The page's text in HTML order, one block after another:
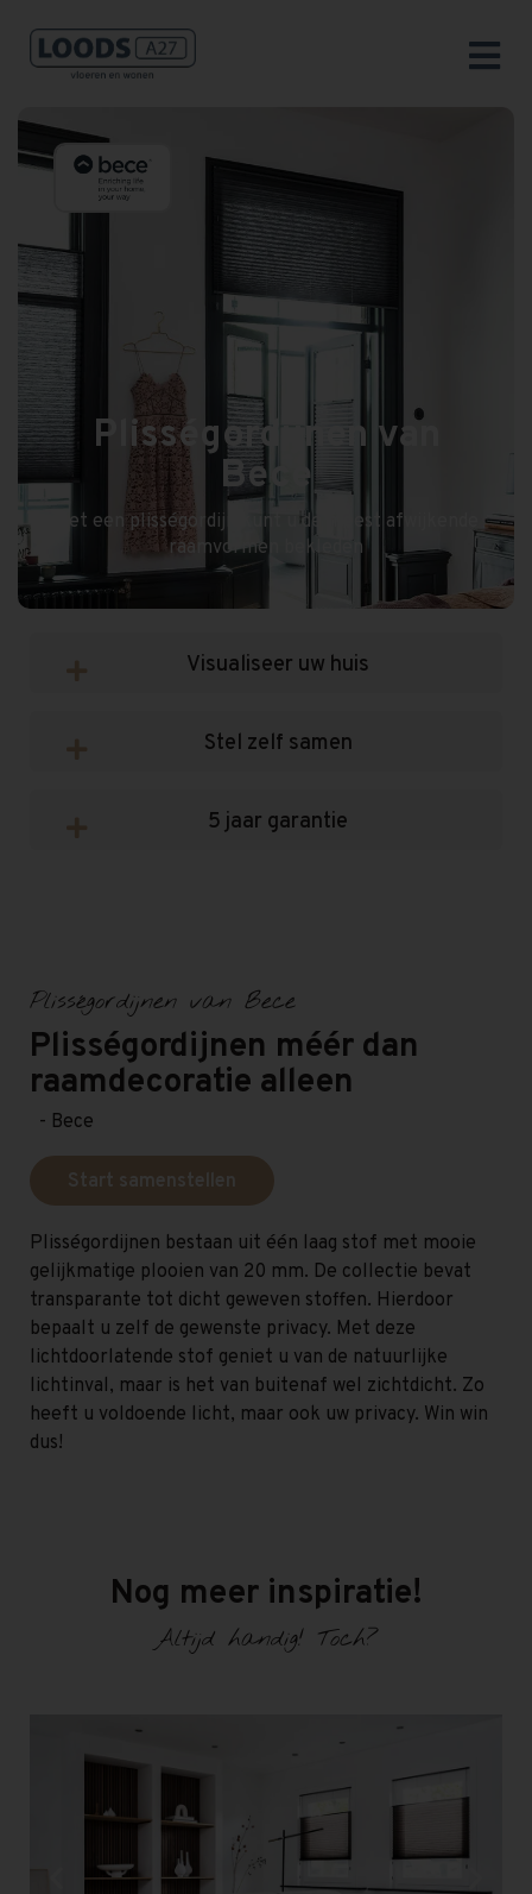
Plisségordijnen van
Bece
Met een plisségordijn kunt u de meest afwijkende
raamvormen bekleden
Visualiseer uw huis
Stel zelf samen
5 jaar garantie
Plisségordijnen van Bece
Plisségordijnen méér dan
raamdecoratie alleen
- Bece
Start samenstellen
Plisségordijnen bestaan uit één laag stof met mooie
gelijkmatige plooien van 20 mm. De collectie bevat
transparante tot dicht geweven stoffen. Hierdoor
bepaalt u zelf de gewenste privacy. Met deze
lichtdoorlatende stof geniet u van de natuurlijke
lichtinval, maar is het van buitenaf wel zichtdicht. Zo
heeft u voldoende licht, maar ook uw privacy. Win win
dus!
Nog meer inspiratie!
Altijd handig! Toch?